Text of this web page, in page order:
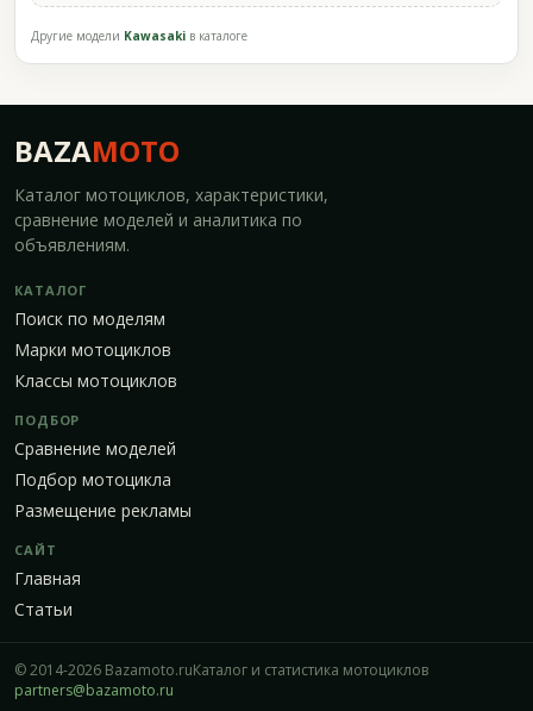
Другие модели Kawasaki в каталоге
BAZAMOTO
Каталог мотоциклов, характеристики,
сравнение моделей и аналитика по
объявлениям.
КАТАЛОГ
Поиск по моделям
Марки мотоциклов
Классы мотоциклов
ПОДБОР
Сравнение моделей
Подбор мотоцикла
Размещение рекламы
САЙТ
Главная
Статьи
© 2014-2026 Bazamoto.ruКаталог и статистика мотоциклов
partners@bazamoto.ru